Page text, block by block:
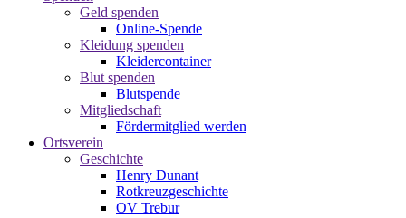
Geld spenden
Online-Spende
Kleidung spenden
Kleidercontainer
Blut spenden
Blutspende
Mitgliedschaft
Fördermitglied werden
Ortsverein
Geschichte
Henry Dunant
Rotkreuzgeschichte
OV Trebur